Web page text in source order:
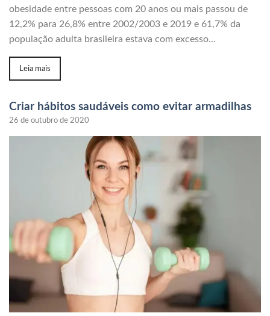
obesidade entre pessoas com 20 anos ou mais passou de
12,2% para 26,8% entre 2002/2003 e 2019 e 61,7% da
população adulta brasileira estava com excesso…
Leia mais
Criar hábitos saudáveis como evitar armadilhas
26 de outubro de 2020